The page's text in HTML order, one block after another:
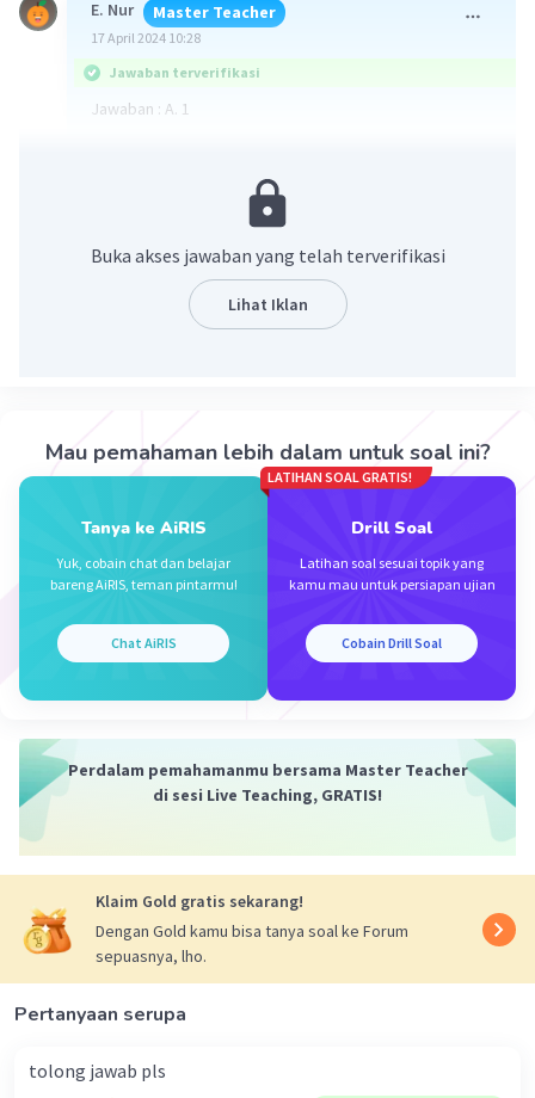
E. Nur Master Teacher
17 April 2024 10:28
Jawaban terverifikasi
Jawaban : A. 1
Cristian S Level 62
makasih kak🙏
Buka akses jawaban yang telah terverifikasi
Lihat Iklan
Mau pemahaman lebih dalam untuk soal ini?
Tanya ke AiRIS
Yuk, cobain chat dan belajar
bareng AiRIS, teman pintarmu!
Chat AiRIS
LATIHAN SOAL GRATIS!
Drill Soal
Latihan soal sesuai topik yang
kamu mau untuk persiapan ujian
Cobain Drill Soal
Perdalam pemahamanmu bersama Master Teacher
di sesi Live Teaching, GRATIS!
Klaim Gold gratis sekarang!
Dengan Gold kamu bisa tanya soal ke Forum
sepuasnya, lho.
Pertanyaan serupa
tolong jawab pls